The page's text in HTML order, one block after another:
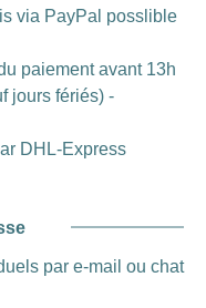
via PayPal posslible
paiement avant 13h
jours fériés) -
DHL-Express
par e-mail ou chat